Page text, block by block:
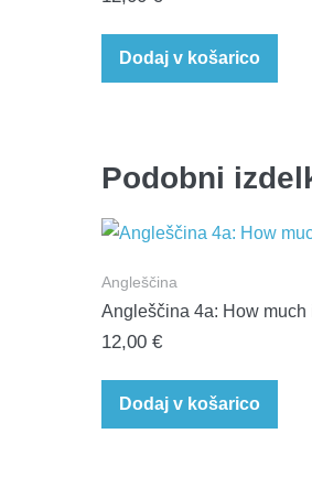
Dodaj v košarico
Podobni
Angleščina
Angleščina 4a: How much
12,00 €
Dodaj v košarico